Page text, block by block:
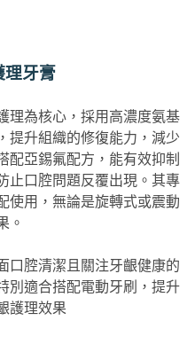
牙膏
理為核心，採用高濃度氨基
提升組織的修復能力，減少
配亞錫氟配方，能有效抑制
止口腔問題反覆出現。其專
使用，無論是旋轉式或震動
。
口腔清潔且關注牙齦健康的
別適合搭配電動牙刷，提升
護理效果